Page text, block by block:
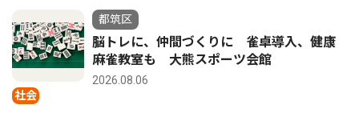
社会
都筑区
脳トレに、仲間づくりに 雀卓導入、健康
麻雀教室も 大熊スポーツ会館
2026.08.06